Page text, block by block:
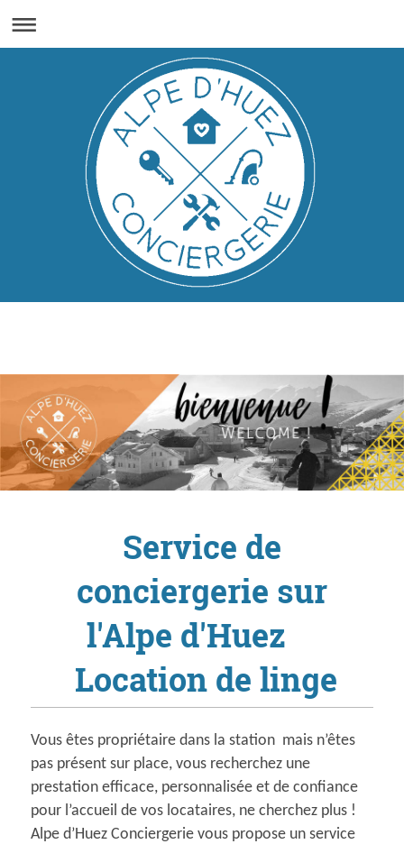
Service de
conciergerie sur
l'Alpe d'Huez
Location de linge
Vous êtes propriétaire dans la station mais n’êtes
pas présent sur place, vous recherchez une
prestation efficace, personnalisée et de confiance
pour l’accueil de vos locataires, ne cherchez plus !
Alpe d’Huez Conciergerie vous propose un service